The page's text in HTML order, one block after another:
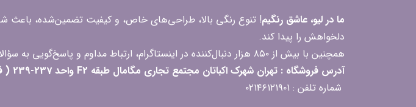
ما در لیو، عاشق رنگیم! تنوع رنگی بالا، طراحی‌های خاص، و کیفیت تضمین‌شده، باعث
دلخواهش را پیدا کند.
همچنین با بیش از ۸۵۰ هزار دنبال‌کننده در اینستاگرام، ارتباط مداوم و پاسخ‌گویی به سؤالات و بازخوردهای شما را یکی از افتخارات‌مان می‌دانیم
آدرس فروشگاه : تهران شهرک اکباتان مجتمع تجاری مگامال طبقه F2 واحد 237-239 ( فروشگاه لیو هپی)
شماره تلفن : ۰۲۱۴۶۱۲۱۹۰۱